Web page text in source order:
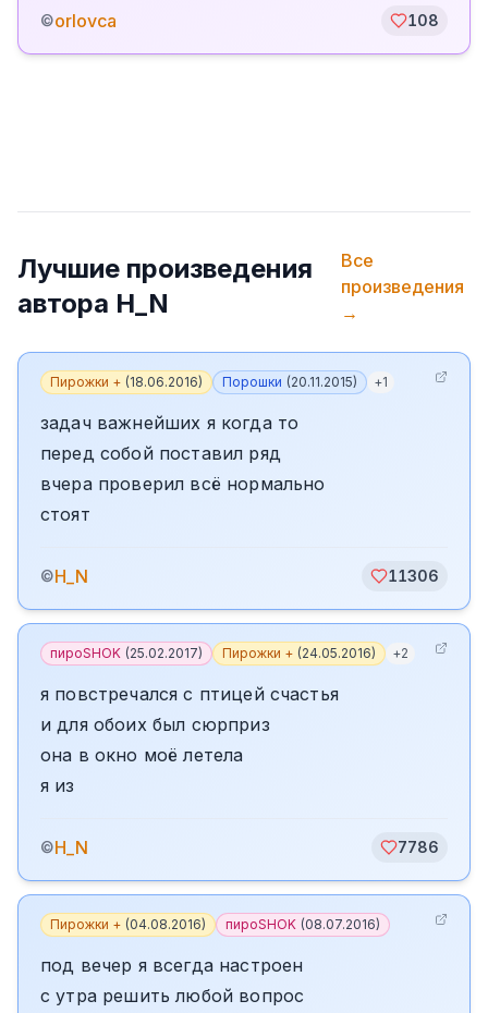
©orlovca 108
Лучшие произведения
автора H_N
Все
произведения
→
Пирожки + (18.06.2016) Порошки (20.11.2015) +1
задач важнейших я когда то
перед собой поставил ряд
вчера проверил всё нормально
стоят
©H_N 11306
пироSHOK (25.02.2017) Пирожки + (24.05.2016) +2
я повстречался с птицей счастья
и для обоих был сюрприз
она в окно моё летела
я из
©H_N 7786
Пирожки + (04.08.2016) пироSHOK (08.07.2016)
под вечер я всегда настроен
с утра решить любой вопрос